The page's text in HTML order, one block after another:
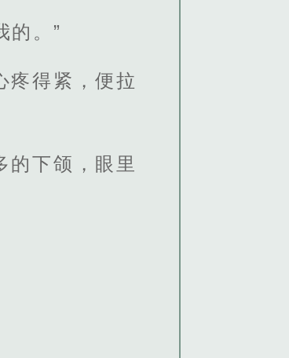
的。”
疼得紧，便拉
的下颌，眼里